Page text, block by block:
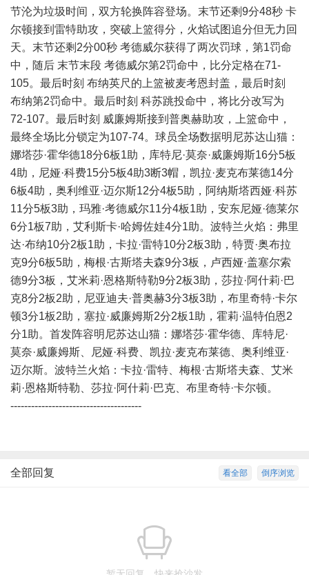
节沦为垃圾时间，双方轮换阵容登场。末节还剩9分48秒 卡
尔顿接到雷特助攻，突破上篮得分，火焰试图追分但无力回
天。末节还剩2分00秒 考德威尔获得了两次罚球，第1罚命
中，随后 末节末段 考德威尔第2罚命中，比分定格在71-
105。最后时刻 布纳英尺的上篮被麦考恩封盖，最后时刻
布纳第2罚命中。最后时刻 科苏跳投命中，将比分改写为
72-107。最后时刻 威廉姆斯接到普奥赫助攻，上篮命中，
最终全场比分锁定为107-74。球员全场数据明尼苏达山猫：
娜塔莎·霍华德18分6板1助，库特尼·莫奈·威廉姆斯16分5板
4助，尼娅·科费15分5板4助3断3帽，凯拉·麦克布莱德14分
6板4助，奥利维亚·迈尔斯12分4板5助，阿纳斯塔西娅·科苏
11分5板3助，玛雅·考德威尔11分4板1助，安东尼娅·德莱尔
6分1板7助，艾利斯卡·哈姆佐娃4分1助。波特兰火焰：弗里
达·布纳10分2板1助，卡拉·雷特10分2板3助，特贾·奥布拉
克9分6板5助，梅根·古斯塔夫森9分3板，卢西娅·盖塞尔索
德9分3板，艾米莉·恩格斯特勒9分2板3助，莎拉·阿什莉·巴
克8分2板2助，尼亚迪夫·普奥赫3分3板3助，布里奇特·卡尔
顿3分1板2助，塞拉·威廉姆斯2分2板1助，霍莉·温特伯恩2
分1助。首发阵容明尼苏达山猫：娜塔莎·霍华德、库特尼·
莫奈·威廉姆斯、尼娅·科费、凯拉·麦克布莱德、奥利维亚·
迈尔斯。波特兰火焰：卡拉·雷特、梅根·古斯塔夫森、艾米
莉·恩格斯特勒、莎拉·阿什莉·巴克、布里奇特·卡尔顿。
--------------------------------------
倒序浏览
看全部
全部回复